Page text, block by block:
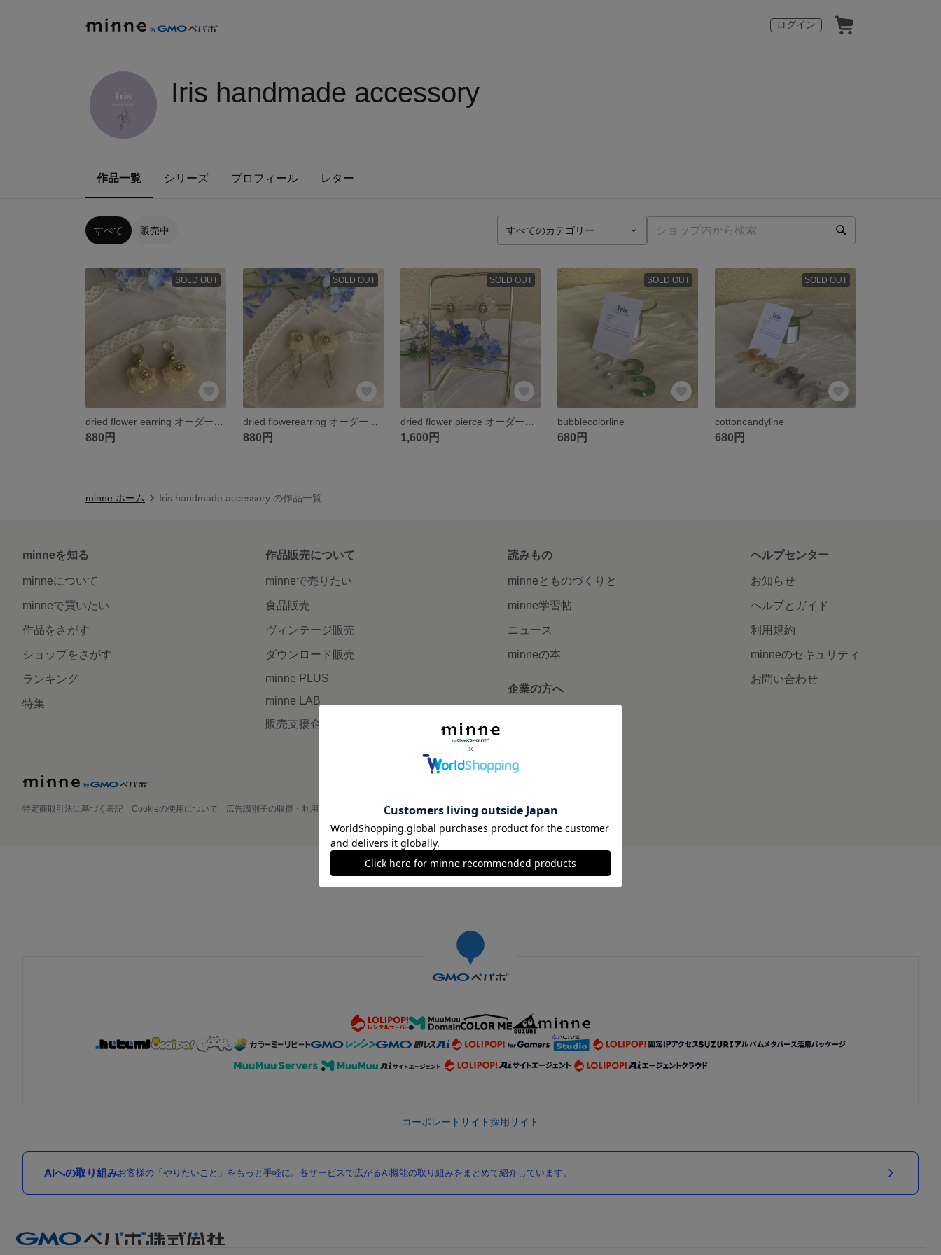
ログイン
Iris handmade accessory
作品一覧 シリーズ プロフィール レター
すべて 販売中
SOLD OUT
880円
SOLD OUT
880円
SOLD OUT
1,600円
SOLD OUT
bubblecolorline
680円
SOLD OUT
cottoncandyline
680円
minne ホーム Iris handmade accessory の作品一覧
minneを知る
minneについて
minneで買いたい
作品をさがす
ショップをさがす
ランキング
特集
作品販売について
minneで売りたい
食品販売
ヴィンテージ販売
ダウンロード販売
minne PLUS
minne LAB
販売支援企画・イベント
読みもの
minneとものづくりと
minne学習帖
ニュース
minneの本
企業の方へ
ヘルプセンター
お知らせ
ヘルプとガイド
利用規約
minneのセキュリティ
お問い合わせ
特定商取引法に基づく表記 Cookieの使用について 広告識別子の取得・利用 プライバシーポリシー 会社概要 採用情報 メディアキット
©GMO Pepabo, Inc. All rights reserved.
コーポレートサイト採用サイト
AIへの取り組みお客様の「やりたいこと」をもっと手軽に。各サービスで広がるAI機能の取り組みをまとめて紹介しています。